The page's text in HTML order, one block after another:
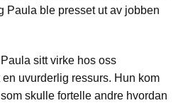
Paula ble presset ut av jobben
sitt virke hos oss
uvurderlig ressurs. Hun kom
skulle fortelle andre hvordan